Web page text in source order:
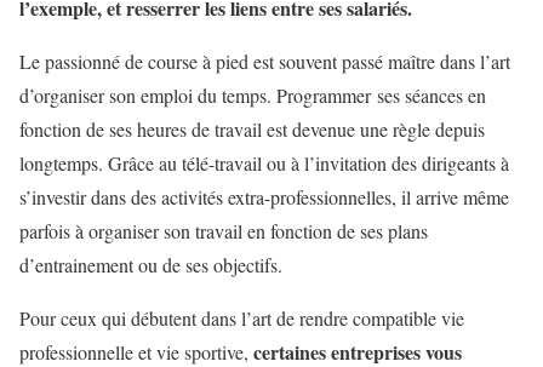
l’exemple, et resserrer les liens entre ses salariés.
Le passionné de course à pied est souvent passé maître dans l’art
d’organiser son emploi du temps. Programmer ses séances en
fonction de ses heures de travail est devenue une règle depuis
longtemps. Grâce au télé-travail ou à l’invitation des dirigeants à
s’investir dans des activités extra-professionnelles, il arrive même
parfois à organiser son travail en fonction de ses plans
d’entrainement ou de ses objectifs.
Pour ceux qui débutent dans l’art de rendre compatible vie
professionnelle et vie sportive, certaines entreprises vous